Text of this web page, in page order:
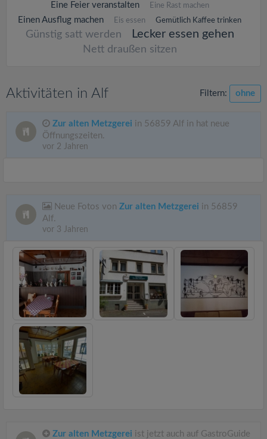
Eine Feier veranstalten Eine Rast machen
Einen Ausflug machen Eis essen Gemütlich Kaffee trinken
Günstig satt werden Lecker essen gehen
Nett draußen sitzen
Aktivitäten in Alf Filtern: ohne
Zur alten Metzgerei in 56859 Alf in hat neue
Öffnungszeiten.
vor 2 Jahren
Neue Fotos von Zur alten Metzgerei in 56859
Alf.
vor 3 Jahren
Zur alten Metzgerei ist jetzt auch auf GastroGuide